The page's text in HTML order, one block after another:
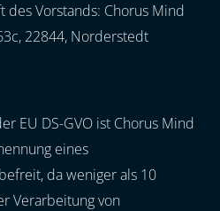
des Vorstands: Chorus Mind
22844, Norderstedt
EU DS-GVO ist Chorus Mind
eines
da weniger als 10
Verarbeitung von